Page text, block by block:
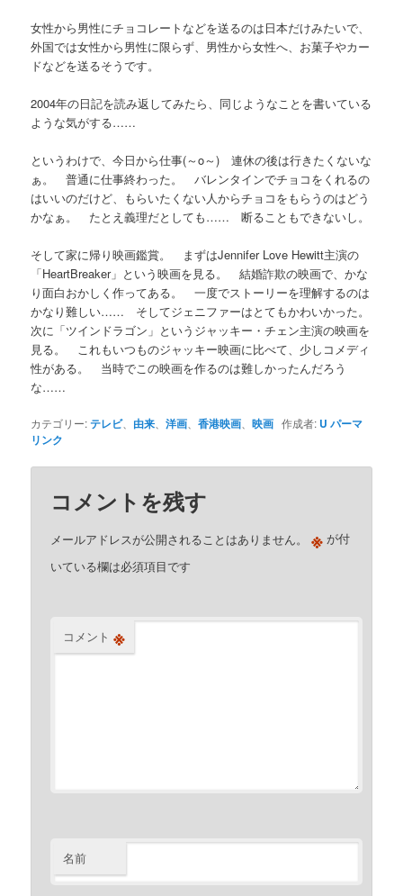
女性から男性にチョコレートなどを送るのは日本だけみたいで、
外国では女性から男性に限らず、男性から女性へ、お菓子やカー
ドなどを送るそうです。
2004年の日記を読み返してみたら、同じようなことを書いている
ような気がする……
というわけで、今日から仕事(～o～) 連休の後は行きたくないな
ぁ。 普通に仕事終わった。 バレンタインでチョコをくれるの
はいいのだけど、もらいたくない人からチョコをもらうのはどう
かなぁ。 たとえ義理だとしても…… 断ることもできないし。
そして家に帰り映画鑑賞。 まずはJennifer Love Hewitt主演の
「HeartBreaker」という映画を見る。 結婚詐欺の映画で、かな
り面白おかしく作ってある。 一度でストーリーを理解するのは
かなり難しい…… そしてジェニファーはとてもかわいかった。
次に「ツインドラゴン」というジャッキー・チェン主演の映画を
見る。 これもいつものジャッキー映画に比べて、少しコメディ
性がある。 当時でこの映画を作るのは難しかったんだろう
な……
カテゴリー:テレビ、 由来 、洋画 、香港映画 、映画 作成者: U パーマ
リンク
コメントを残す
メールアドレスが公開されることはありません。 ※ が付
いている欄は必須項目です
コメント ※
名前